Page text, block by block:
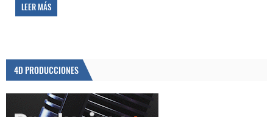
LEER MÁS
4D PRODUCCIONES